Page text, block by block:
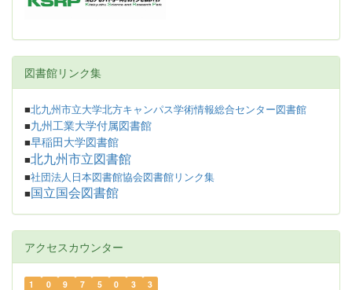
図書館リンク集
■北九州市立大学北方キャンパス学術情報総合センター図書館
■九州工業大学付属図書館
■早稲田大学図書館
■北九州市立図書館
■社団法人日本図書館協会図書館リンク集
■ 国立国会図書館
アクセスカウンター
1 0 9 7 5 0 3 3